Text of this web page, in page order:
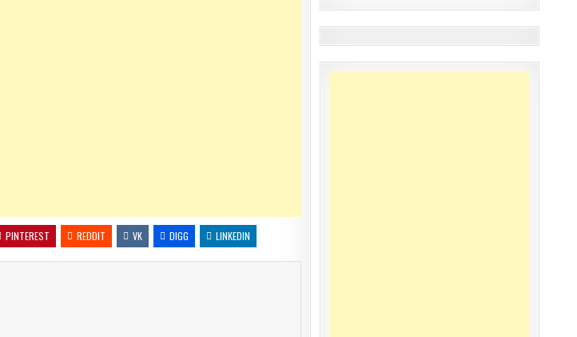
PINTEREST REDDIT VK DIGG LINKEDIN